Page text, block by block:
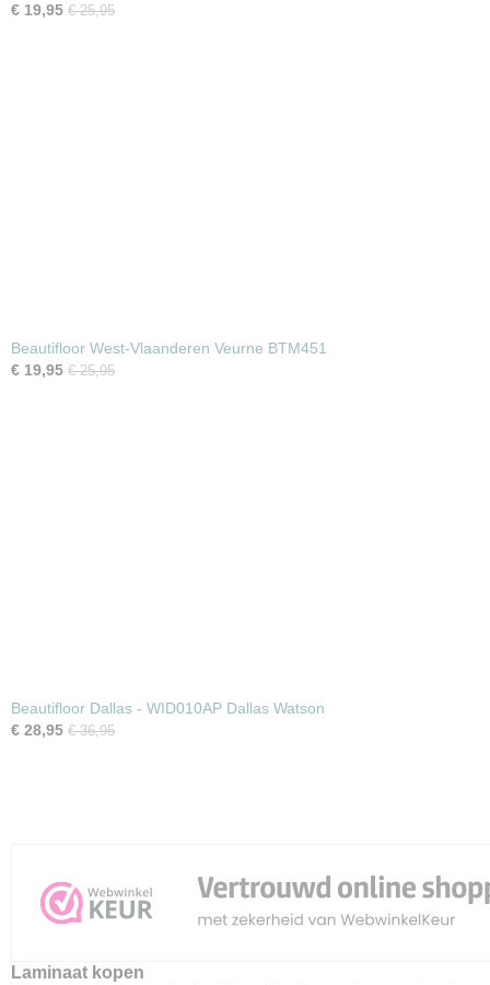
€ 19,95 € 25,95
Beautifloor West-Vlaanderen Veurne BTM451
€ 19,95 € 25,95
Beautifloor Dallas - WID010AP Dallas Watson
€ 28,95 € 36,95
Laminaat kopen